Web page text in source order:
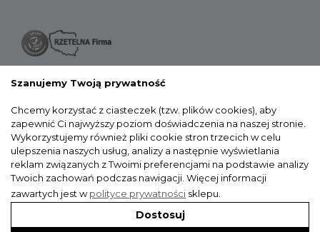
Szanujemy Twoją prywatność
Chcemy korzystać z ciasteczek (tzw. plików cookies), aby
zapewnić Ci najwyższy poziom doświadczenia na naszej stronie.
Wykorzystujemy również pliki cookie stron trzecich w celu
ulepszenia naszych usług, analizy a następnie wyświetlania
reklam związanych z Twoimi preferencjami na podstawie analizy
Twoich zachowań podczas nawigacji. Więcej informacji
zawartych jest wpolityce prywatności sklepu.
Dostosuj